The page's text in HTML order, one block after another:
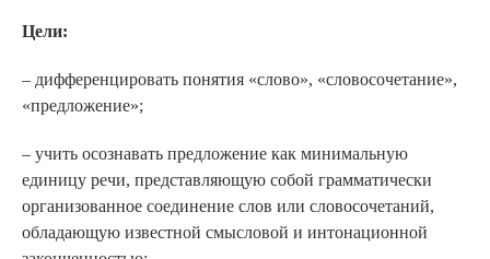
Цели:
– дифференцировать понятия «слово», «словосочетание»,
«предложение»;
– учить осознавать предложение как минимальную
единицу речи, представляющую собой грамматически
организованное соединение слов или сло­восочетаний,
обладающую известной смысловой и интонационной